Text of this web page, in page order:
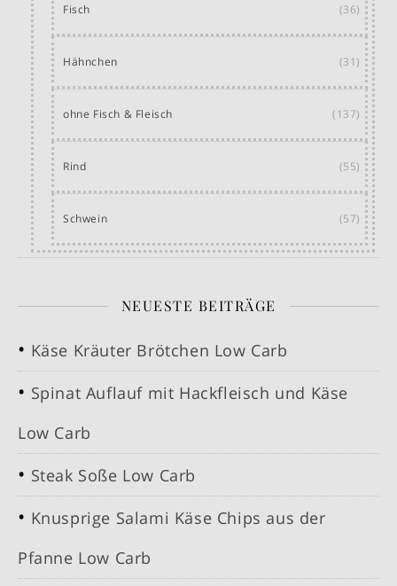
Fisch (36)
Hähnchen (31)
ohne Fisch & Fleisch (137)
Rind (55)
Schwein (57)
NEUESTE BEITRÄGE
Käse Kräuter Brötchen Low Carb
Spinat Auflauf mit Hackfleisch und Käse
Low Carb
Steak Soße Low Carb
Knusprige Salami Käse Chips aus der
Pfanne Low Carb